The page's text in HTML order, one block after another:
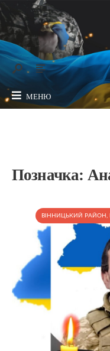
МЕНЮ
Позначка:
ВІННИЦЬКИЙ РАЙОН ,